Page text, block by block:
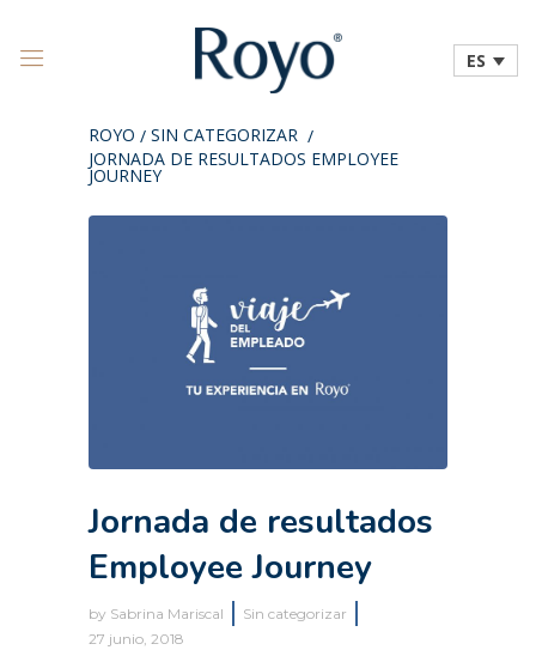
ES
ROYO / SIN CATEGORIZAR /
JORNADA DE RESULTADOS EMPLOYEE
JOURNEY
Jornada de resultados
Employee Journey
by Sabrina Mariscal
Sin categorizar
27 junio, 2018